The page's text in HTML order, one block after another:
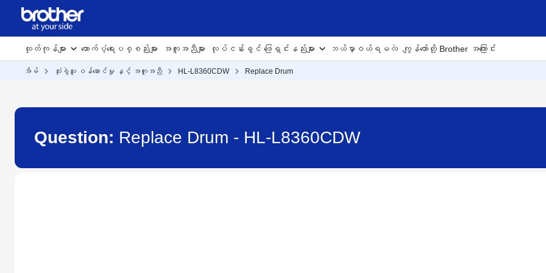
ထုတ်ကုန်များ ထောက်ပံ့ရေးပစ္စည်းများ အကူအညီများ လုပ်ငန်းခွင် ဖြေရှင်းနည်းများ ဘယ်မှာဝယ်ရမလဲ ကျွန်တော်တို့ Brother အကြောင်း
အိမ် သုံးစွဲသူ ဝန်ဆောင်မှု နှင့် အကူအညီ HL-L8360CDW Replace Drum
Question: Replace Drum - HL-L8360CDW